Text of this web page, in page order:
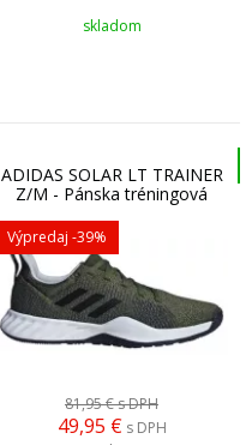
skladom
ADIDAS SOLAR LT TRAINER
Z/M - Pánska tréningová
Výpredaj -39%
81,95 €s DPH
49,95 € s DPH